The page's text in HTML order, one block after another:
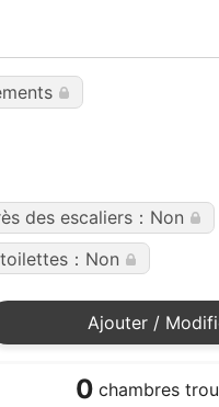
des escaliers：Non
：Non
Ajouter /
0 chambres